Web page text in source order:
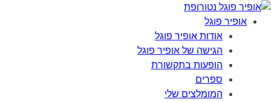
אופיר פוגל
אודות אופיר פוגל
הגישה של אופיר פוגל
הופעות בתקשורת
ספרים
המומלצים שלי